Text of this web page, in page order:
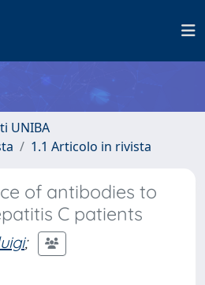
UNIBA
1.1 Articolo in rivista
of antibodies to
C patients
;